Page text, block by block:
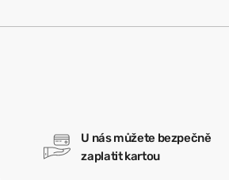
U nás můžete bezpečně
zaplatit kartou